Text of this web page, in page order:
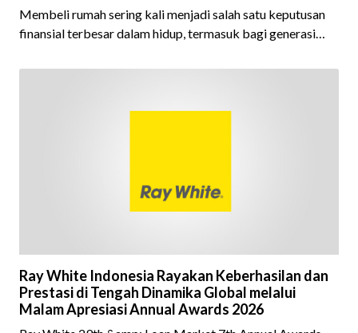
Membeli rumah sering kali menjadi salah satu keputusan
finansial terbesar dalam hidup, termasuk bagi generasi
kepemilikan hunian maupun investasi properti. Namun
fokus pada harga atau lokasi tanpa memperhatikan
Ray White Indonesia Rayakan Keberhasilan dan
Prestasi di Tengah Dinamika Global melalui
Malam Apresiasi Annual Awards 2026